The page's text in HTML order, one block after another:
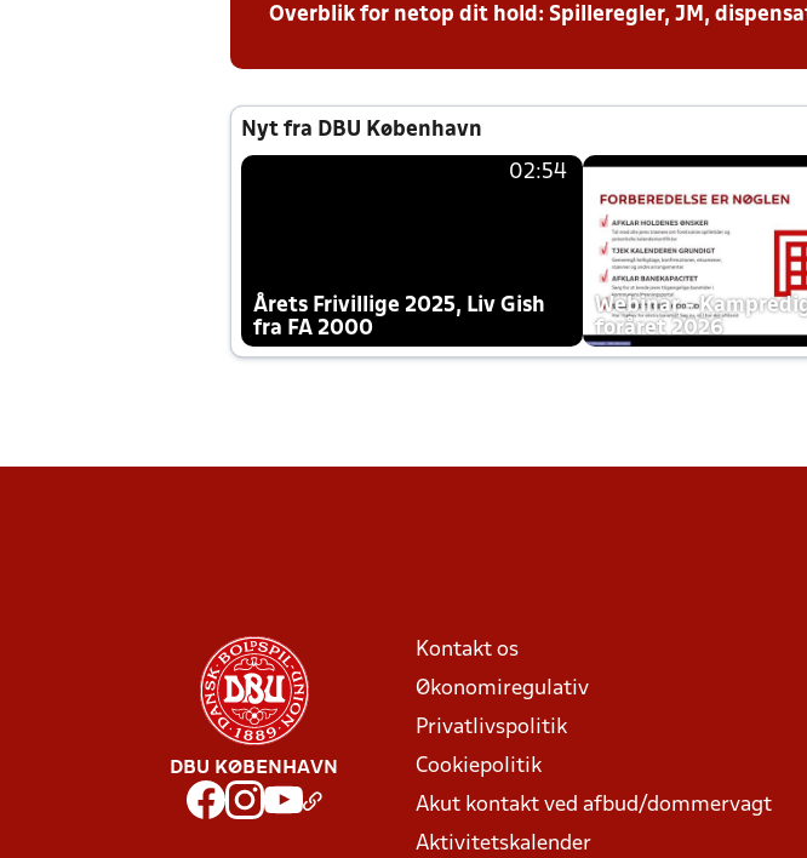
Overblik for netop dit hold: Spilleregler, JM,
Nyt fra DBU København
02:54
Årets Frivillige 2025, Liv Gish
fra FA 2000
Webinar -
foråret 2026
DBU KØBENHAVN
Kontakt os
Økonomiregulativ
Privatlivspolitik
Cookiepolitik
Akut kontakt ved afbud/dommervagt
Aktivitetskalender